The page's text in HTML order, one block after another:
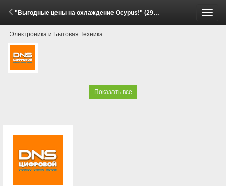
"Выгодные цены на охлаждение Ocypus!" (29 Мая - 15 Июня 2026)
Электроника и Бытовая Техника
Показать все